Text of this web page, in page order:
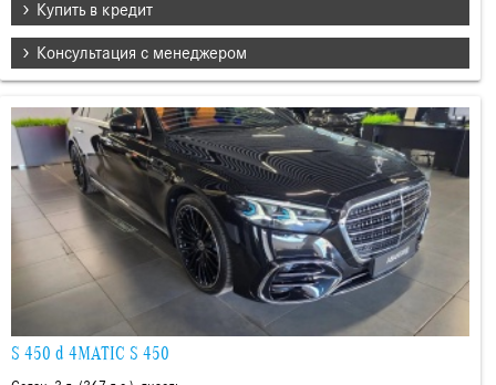
Купить в кредит
Консультация с менеджером
S 450 d 4MATIC S 450